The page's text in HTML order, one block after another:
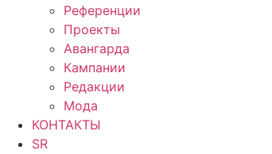
Референции
Проекты
Авангарда
Кампании
Редакции
Мода
КОНТАКТЫ
SR